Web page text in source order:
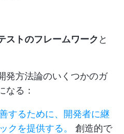
ストのフレームワーク と
発方法論のいくつかのガ
なる：
するために、開発者に継
クを提供する。
創造的で